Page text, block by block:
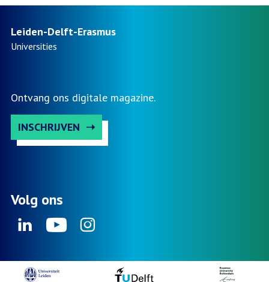
Leiden-Delft-Erasmus
Universities
Ontvang ons digitale magazine.
INSCHRIJVEN
Volg ons